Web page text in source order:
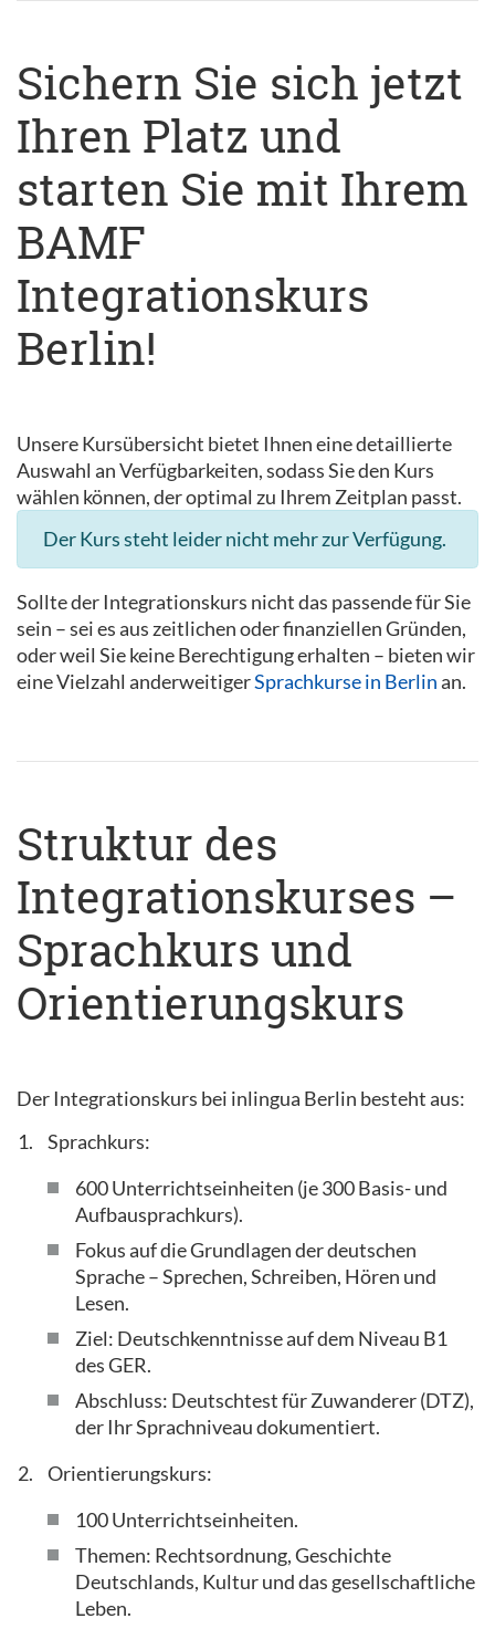
Sichern Sie sich jetzt
Ihren Platz und
starten Sie mit Ihrem
BAMF
Integrationskurs
Berlin!
Unsere Kursübersicht bietet Ihnen eine detaillierte
Auswahl an Verfügbarkeiten, sodass Sie den Kurs
wählen können, der optimal zu Ihrem Zeitplan passt.
Der Kurs steht leider nicht mehr zur Verfügung.
Sollte der Integrationskurs nicht das passende für Sie
sein – sei es aus zeitlichen oder finanziellen Gründen,
oder weil Sie keine Berechtigung erhalten – bieten wir
eine Vielzahl anderweitigerSprachkurse in Berlinan.
Struktur des
Integrationskurses –
Sprachkurs und
Orientierungskurs
Der Integrationskurs bei inlingua Berlin besteht aus:
Sprachkurs:
600 Unterrichtseinheiten (je 300 Basis- und
Aufbausprachkurs).
Fokus auf die Grundlagen der deutschen
Sprache – Sprechen, Schreiben, Hören und
Lesen.
Ziel: Deutschkenntnisse auf dem Niveau B1
des GER.
Abschluss: Deutschtest für Zuwanderer (DTZ),
der Ihr Sprachniveau dokumentiert.
Orientierungskurs:
100 Unterrichtseinheiten.
Themen: Rechtsordnung, Geschichte
Deutschlands, Kultur und das gesellschaftliche
Leben.